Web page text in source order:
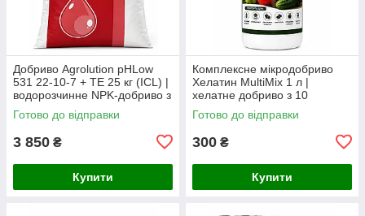
Добриво Agrolution pHLow
531 22-10-7 + TE 25 кг (ICL) |
водорозчинне NPK-добриво з
мікроелементами для
фертигації та інтенсивного
Готово до відправки
3 850 ₴
Купити
Комплексне мікродобриво
Хелатин MultiMix 1 л |
хелатне добриво з 10
мікроелементами для
позакореневого підживлення
Готово до відправки
300 ₴
Купити